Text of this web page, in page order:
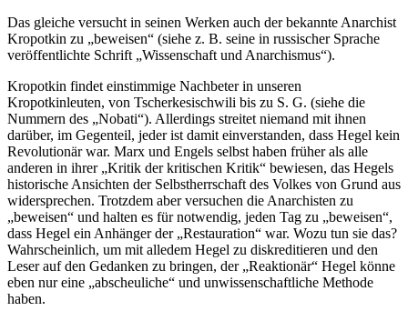
Das gleiche versucht in seinen Werken auch der bekannte Anarchist
Kropotkin zu „beweisen“ (siehe z. B. seine in russischer Sprache
veröffentlichte Schrift „Wissenschaft und Anarchismus“).
Kropotkin findet einstimmige Nachbeter in unseren
Kropotkinleuten, von Tscherkesischwili bis zu S. G. (siehe die
Nummern des „Nobati“). Allerdings streitet niemand mit ihnen
darüber, im Gegenteil, jeder ist damit einverstanden, dass Hegel kein
Revolutionär war. Marx und Engels selbst haben früher als alle
anderen in ihrer „Kritik der kritischen Kritik“ bewiesen, das Hegels
historische Ansichten der Selbstherrschaft des Volkes von Grund aus
widersprechen. Trotzdem aber versuchen die Anarchisten zu
„beweisen“ und halten es für notwendig, jeden Tag zu „beweisen“,
dass Hegel ein Anhänger der „Restauration“ war. Wozu tun sie das?
Wahrscheinlich, um mit alledem Hegel zu diskreditieren und den
Leser auf den Gedanken zu bringen, der „Reaktionär“ Hegel könne
eben nur eine „abscheuliche“ und unwissenschaftliche Methode
haben.